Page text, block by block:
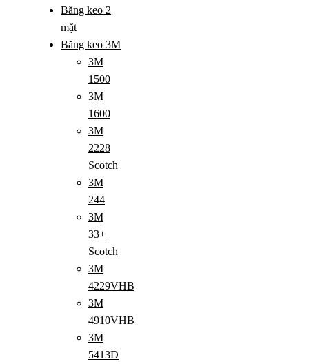
Băng keo 2
mặt
Băng keo 3M
3M
1500
3M
1600
3M
2228
Scotch
3M
244
3M
33+
Scotch
3M
4229VHB
3M
4910VHB
3M
5413D